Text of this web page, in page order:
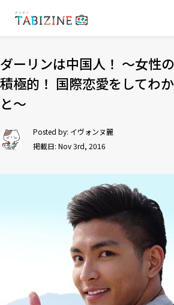
ダーリンは中国人！ 〜女性
積極的！ 国際恋愛をしてわ
と〜
Posted by: イヴォンヌ麗
掲載日: Nov 3rd, 2016